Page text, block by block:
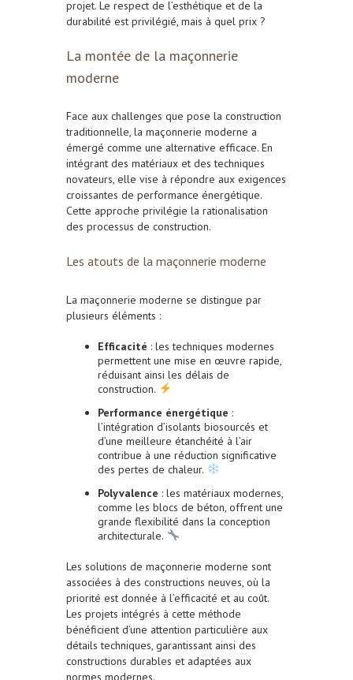
projet. Le respect de l’esthétique et de la
durabilité est privilégié, mais à quel prix ?
La montée de la maçonnerie
moderne
Face aux challenges que pose la construction
traditionnelle, la maçonnerie moderne a
émergé comme une alternative efficace. En
intégrant des matériaux et des techniques
novateurs, elle vise à répondre aux exigences
croissantes de performance énergétique.
Cette approche privilégie la rationalisation
des processus de construction.
Les atouts de la maçonnerie moderne
La maçonnerie moderne se distingue par
plusieurs éléments :
Efficacité : les techniques modernes
permettent une mise en œuvre rapide,
réduisant ainsi les délais de
construction.
Performance énergétique :
l’intégration d’isolants biosourcés et
d’une meilleure étanchéité à l’air
contribue à une réduction significative
des pertes de chaleur.
Polyvalence : les matériaux modernes,
comme les blocs de béton, offrent une
grande flexibilité dans la conception
architecturale.
Les solutions de maçonnerie moderne sont
associées à des constructions neuves, où la
priorité est donnée à l’efficacité et au coût.
Les projets intégrés à cette méthode
bénéficient d’une attention particulière aux
détails techniques, garantissant ainsi des
constructions durables et adaptées aux
normes modernes.